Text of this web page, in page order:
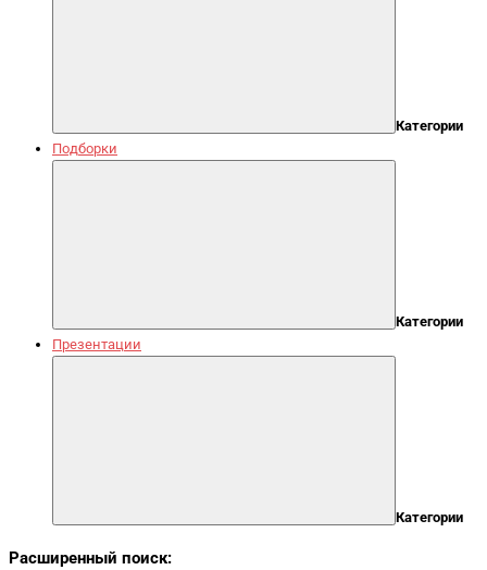
Категории
Подборки
Категории
Презентации
Категории
Расширенный поиск: